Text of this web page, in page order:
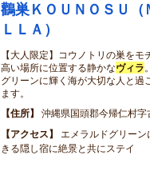
鸛巣ＫＯＵＮＯＳＵ（
ＬＬＡ）
【大人限定】コウノトリの巣を
高い場所に位置する静かなヴィラ
グリーンに輝く海が大切な人と過
ます。
住所
沖縄県国頭郡今帰仁村
アクセス
エメラルドグリー
きる隠し宿に絶景と共にステイ